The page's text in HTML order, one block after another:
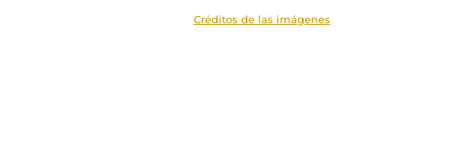
Créditos de las imágenes